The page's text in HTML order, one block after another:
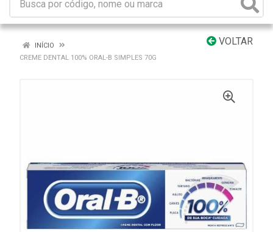
VOLTAR
INÍCIO
CREME DENTAL 100% ORAL-B SIMPLES 70G